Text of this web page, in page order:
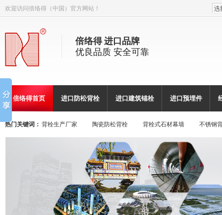
欢迎访问倍络得（中国）官方网站！
倍络得 进口品牌
优良品质 安全可靠
倍络得首页 进口防松背栓 进口建筑锚栓 进口预埋件
热门关键词： 背栓生产厂家 陶瓷防松背栓 背栓式石材幕墙 不锈钢